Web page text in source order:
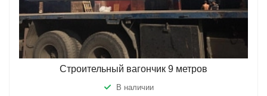
Строительный вагончик 9 метров
В наличии